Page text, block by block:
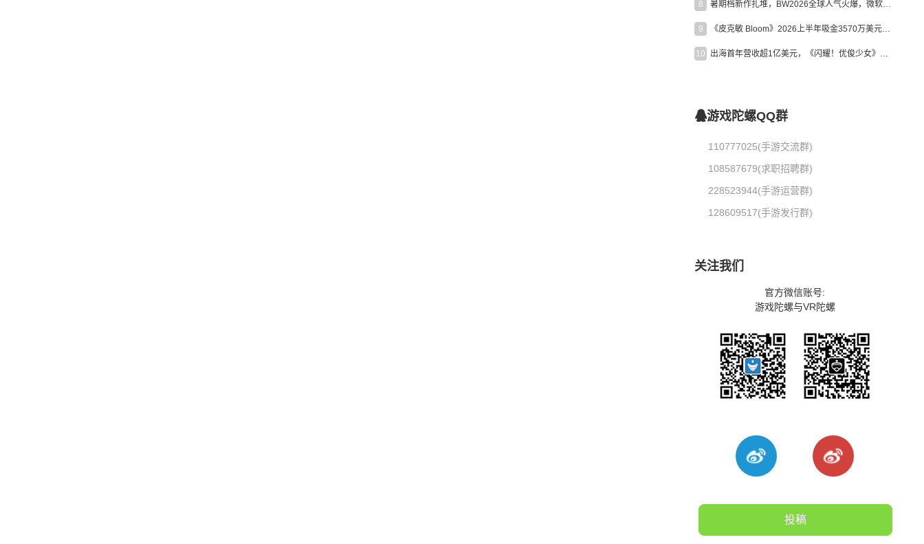
8 暑期档新作扎堆，BW2026全球人气火爆，微软XBOX大裁员|陀螺周报
9 《皮克敏 Bloom》2026上半年吸金3570万美元，中国台湾成最大市场
10 出海首年营收超1亿美元，《闪耀！优俊少女》美国市场占比达七成
游戏陀螺QQ群
110777025(手游交流群)
108587679(求职招聘群)
228523944(手游运营群)
128609517(手游发行群)
关注我们
官方微信账号:
游戏陀螺与VR陀螺
投稿